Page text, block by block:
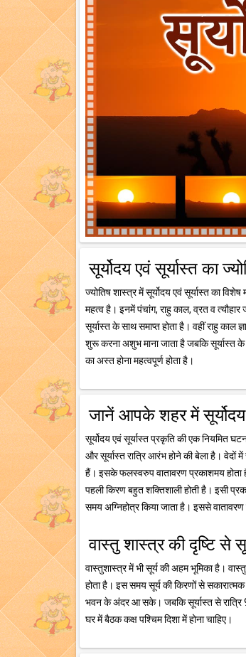
सूर्योदय एवं सूर्यास्त का
ज्योतिष शास्त्र में सूर्योदय एवं सूर्यास्त का
महत्व है। इनमें पंचांग, राहु काल, व्रत व
सूर्यास्त के साथ समाप्त होता है। वहीं राहु काल
शुरू करना अशुभ माना जाता है जबकि सूर्यास्त के
का अस्त होना महत्वपूर्ण होता है।
जानें आपके शहर में
सूर्योदय एवं सूर्यास्त प्रकृति की एक नियमित
और सूर्यास्त रात्रि आरंभ होने की बेला है। वेदों
हैं। इसके फलस्वरुप वातावरण प्रकाशमय होता है
पहली किरण बहुत शक्तिशाली होती है। इसी
समय अग्निहोत्र किया जाता है। इससे वातावरण
वास्तु शास्त्र की दृष्टि से
वास्तुशास्त्र में भी सूर्य की अहम भूमिका है।
होता है। इस समय सूर्य की किरणों से
भवन के अंदर आ सके। जबकि सूर्यास्त से रात्रि
घर में बैठक कक्ष पश्चिम दिशा में होना चाहिए।